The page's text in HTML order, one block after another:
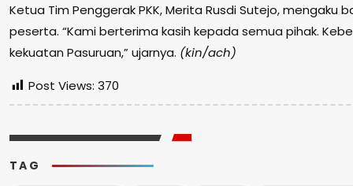
Ketua Tim Penggerak PKK, Merita Rusdi Sutejo, mengaku
peserta. “Kami berterima kasih kepada semua pihak.
kekuatan Pasuruan,” ujarnya. (kin/ach)
Post Views: 370
TAG